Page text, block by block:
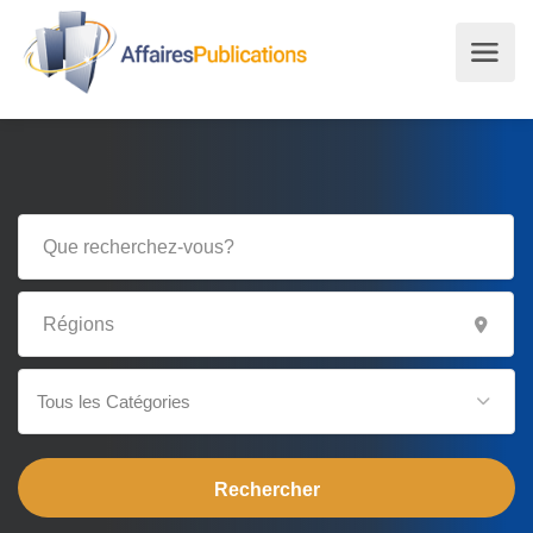
Tous les Catégories